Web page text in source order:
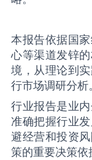
本报告依据国
心等渠道发锌
境，从理论到
行市场调研分析
行业报告是业
准确把握行业
避经营和投资
策的重要决策依